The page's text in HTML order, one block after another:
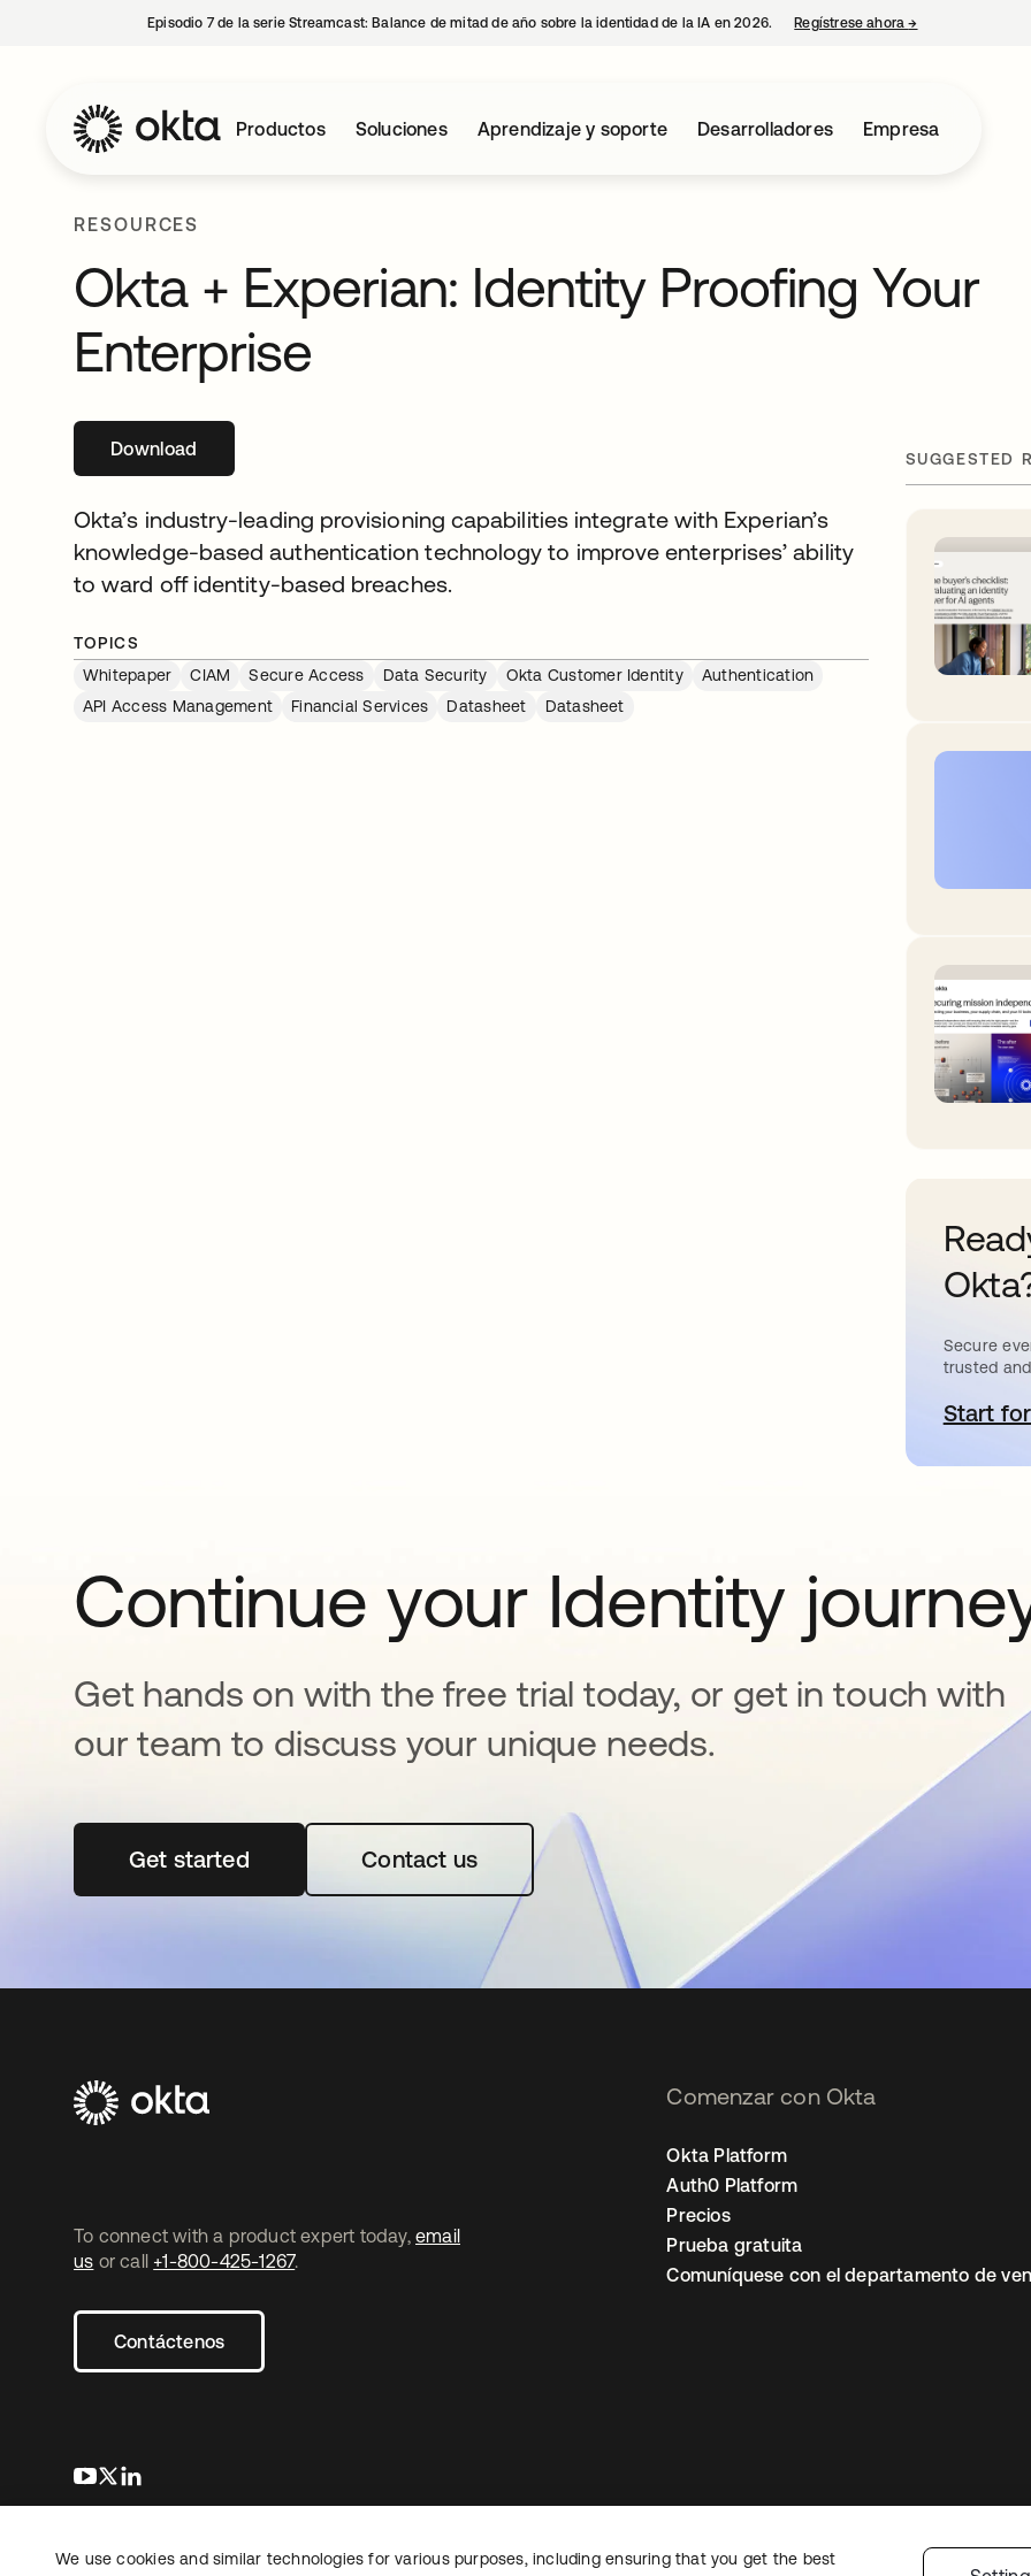
Episodio 7 de la serie Streamcast: Balance de mitad de año sobre la identidad de la IA en 2026. Regístrese ahora→
Productos Soluciones Aprendizaje y soporte Desarrolladores Empresa
RESOURCES
Okta + Experian: Identity Proofing Your
Enterprise
Downloadse abre en una pestaña nueva
Okta’s industry-leading provisioning capabilities integrate with Experian’s
knowledge-based authentication technology to improve enterprises’ ability
to ward off identity-based breaches.
TOPICS
Whitepaper
CIAM Secure Access Data Security Okta Customer Identity
Authentication
API Access Management
Financial Services Datasheet Datasheet
SUGGESTED
Secure
trusted
Start
Continue your Identity
Get hands on with the free trial today, or get in touch with
our team to discuss your unique needs.
Get startedse abre en una pestaña nueva
Contact us
To connect with a product expert today, email
us or call +1-800-425-1267.
Contáctenos
se abre en una pestaña nueva
se abre en una pestaña nueva
Comenzar con Okta
Okta Platform
Auth0 Platform
Precios
Prueba gratuita
Comuníquese con el departamento de
Información legalPolítica de privacidadTérminos del sitio Seguridad
Copyright © 2026 Okta. Todos los derechos
We use cookies and similar technologies for various purposes, including ensuring that you get the best